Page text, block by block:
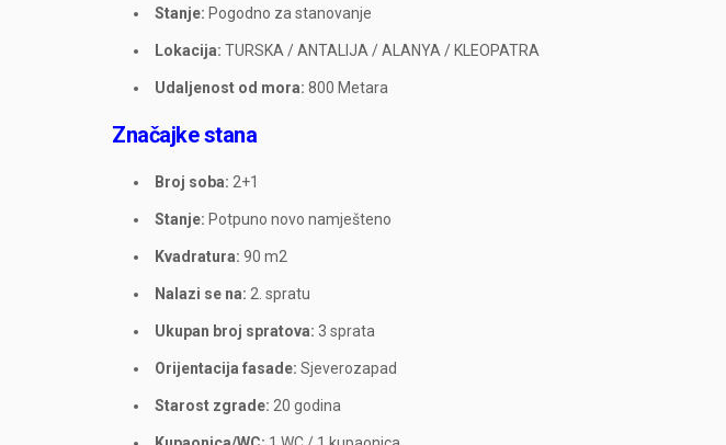
Stanje: Pogodno za stanovanje
Lokacija: TURSKA / ANTALIJA / ALANYA / KLEOPATRA
Udaljenost od mora: 800 Metara
Značajke stana
Broj soba: 2+1
Stanje: Potpuno novo namješteno
Kvadratura: 90 m2
Nalazi se na: 2. spratu
Ukupan broj spratova: 3 sprata
Orijentacija fasade: Sjeverozapad
Starost zgrade: 20 godina